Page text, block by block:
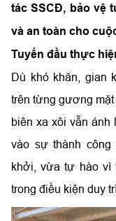
tác SSCĐ, bảo vệ
và an toàn cho
Tuyến đầu thực
Dù khó khăn, gian
trên từng gương mặt
biên xa xôi vẫn ánh
vào sự thành
khởi, vừa tự hào vì
trong điều kiện duy